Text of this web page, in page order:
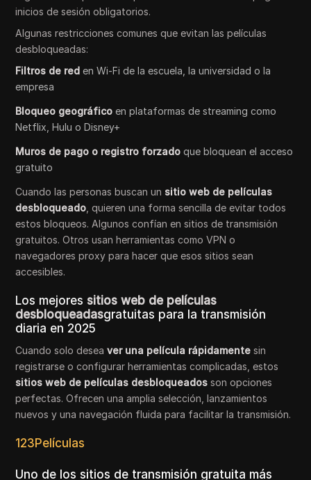
inicios de sesión obligatorios.
Algunas restricciones comunes que evitan las películas
desbloqueadas:
Filtros de red en Wi-Fi de la escuela, la universidad o la
empresa
Bloqueo geográfico en plataformas de streaming como
Netflix, Hulu o Disney+
Muros de pago o registro forzado que bloquean el acceso
gratuito
Cuando las personas buscan un sitio web de películas
desbloqueado , quieren una forma sencilla de evitar todos
estos bloqueos. Algunos confían en sitios de transmisión
gratuitos. Otros usan herramientas como VPN o
navegadores proxy para hacer que esos sitios sean
accesibles.
Los mejores sitios web de películas
desbloqueadasgratuitas para la transmisión
diaria en 2025
Cuando solo deseaver una película rápidamente sin
registrarse o configurar herramientas complicadas, estos
sitios web de películas desbloqueados son opciones
perfectas. Ofrecen una amplia selección, lanzamientos
nuevos y una navegación fluida para facilitar la transmisión.
123Películas
Uno de los sitios de transmisión gratuita más